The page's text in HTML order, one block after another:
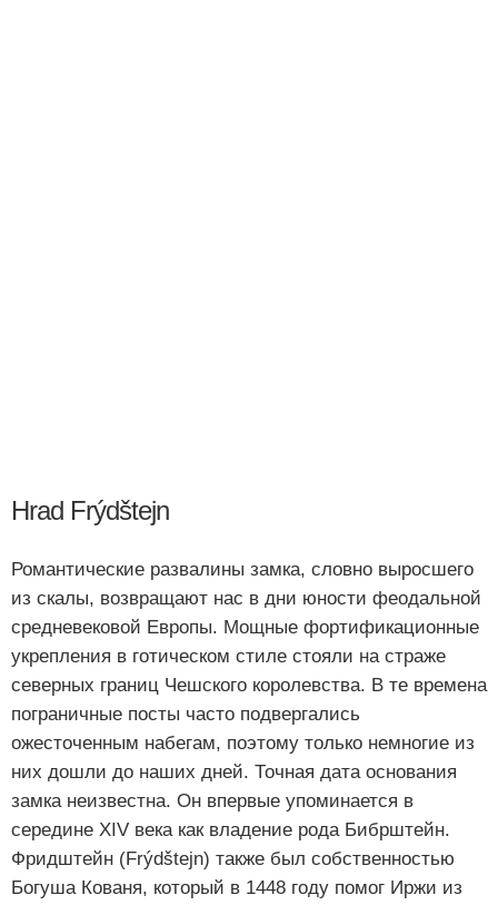
Hrad Frýdštejn
Романтические развалины замка, словно выросшего
из скалы, возвращают нас в дни юности феодальной
средневековой Европы. Мощные фортификационные
укрепления в готическом стиле стояли на страже
северных границ Чешского королевства. В те времена
пограничные посты часто подвергались
ожесточенным набегам, поэтому только немногие из
них дошли до наших дней. Точная дата основания
замка неизвестна. Он впервые упоминается в
середине XIV века как владение рода Бибрштейн.
Фридштейн (Frýdštejn) также был собственностью
Богуша Кованя, который в 1448 году помог Иржи из